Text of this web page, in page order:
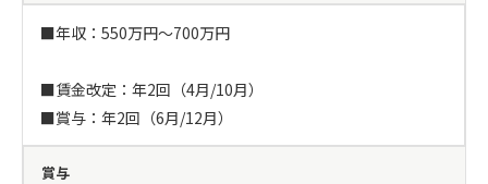
■年収：550万円～700万円
■賃金改定：年2回（4月/10月）
■賞与：年2回（6月/12月）
賞与